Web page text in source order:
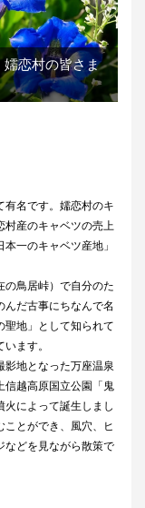
嬬恋村の皆さま
有名です。嬬恋村のキ
村産のキャベツの売上
一のキャベツ産地」
の鳥居峠）で自分のた
だ古事にちなんで名
聖地」として知られて
ます。
影地となった万座温泉
信越高原国立公園「鬼
によって誕生しまし
とができ、風穴、ヒ
などを見ながら散策で